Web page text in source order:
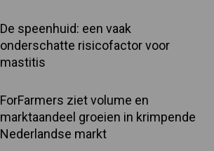
De speenhuid: een vaak
onderschatte risicofactor voor
mastitis
ForFarmers ziet volume en
marktaandeel groeien in krimpende
Nederlandse markt